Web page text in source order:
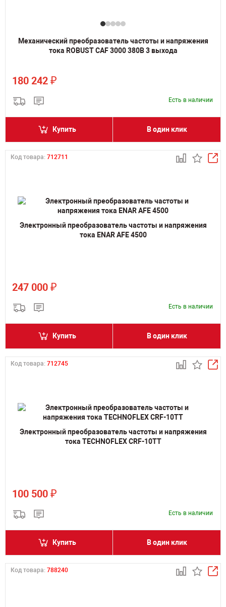
Механический преобразователь частоты и напряжения
тока ROBUST CAF 3000 380В 3 выхода
180 242 ₽
Есть в наличии
Купить В один клик
Код товара: 712711
Электронный преобразователь частоты и напряжения
тока ENAR AFE 4500
247 000 ₽
Есть в наличии
Купить В один клик
Код товара: 712745
Электронный преобразователь частоты и напряжения
тока TECHNOFLEX CRF-10TT
100 500 ₽
Есть в наличии
Купить В один клик
Код товара: 788240